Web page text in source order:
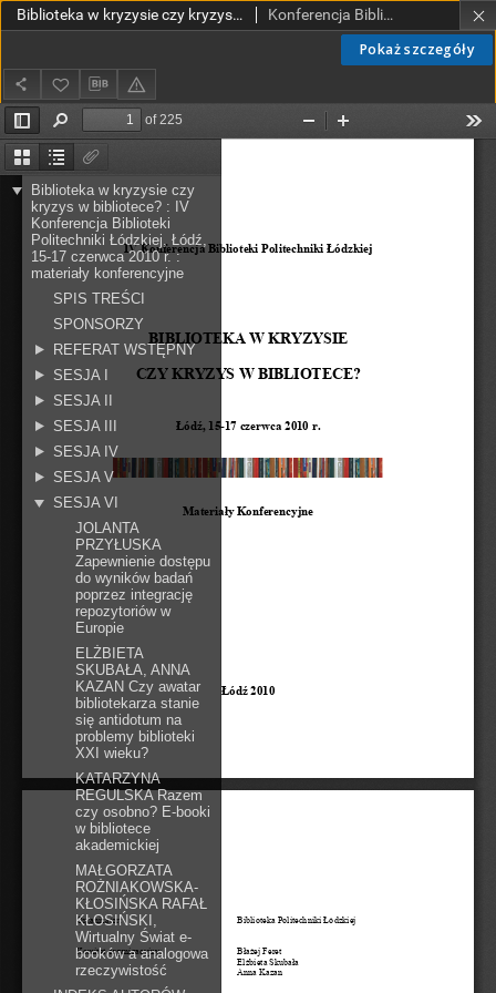
Pokaż szczegóły
Biblioteka w kryzysie czy kryzys w bibliotece? : IV Konferencja Biblioteki Politechniki Łódzkiej, Łódź, 15-17 czerwca 2010 r. : materiały konferencyjne Konferencja Biblioteki Politechniki Łódzkiej (4 ; 2010 ; Łódź)